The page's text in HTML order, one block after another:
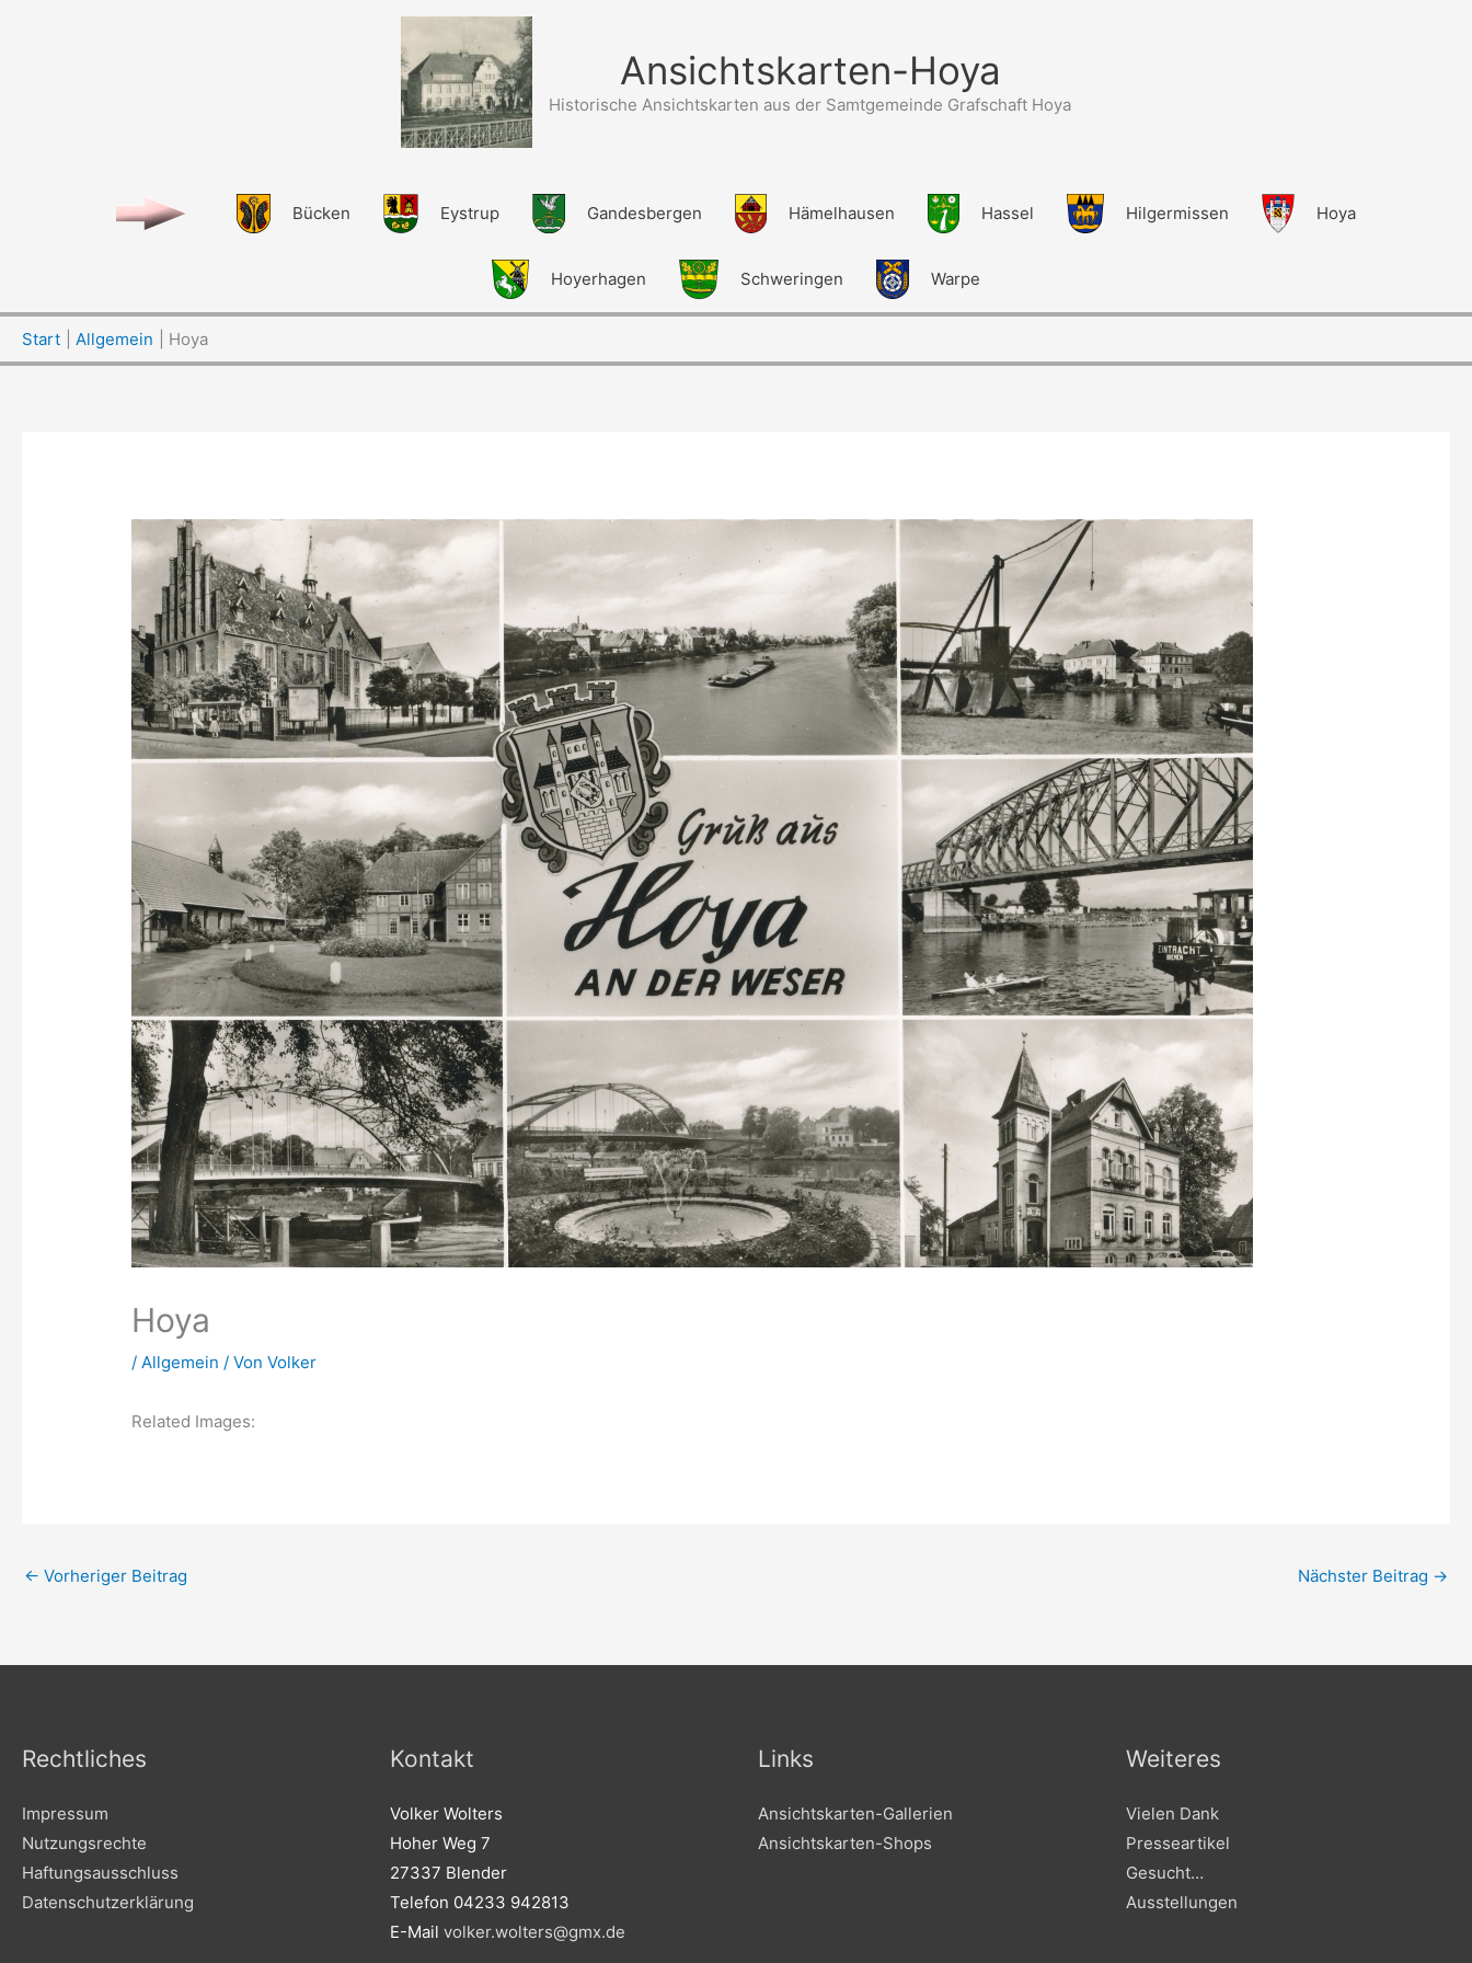
Ansichtskarten-Hoya
Historische Ansichtskarten aus der Samtgemeinde Grafschaft Hoya
Bücken Eystrup Gandesbergen Hämelhausen Hassel Hilgermissen Hoya
Hoyerhagen Schweringen Warpe
Start Allgemein Hoya
Hoya
/Allgemein / VonVolker
Related Images:
← Vorheriger Beitrag Nächster Beitrag →
Rechtliches
Impressum
Nutzungsrechte
Haftungsausschluss
Datenschutzerklärung
Kontakt
Volker Wolters
Hoher Weg 7
27337 Blender
Telefon 04233 942813
E-Mail volker.wolters@gmx.de
Links
Ansichtskarten-Gallerien
Ansichtskarten-Shops
Weiteres
Vielen Dank
Presseartikel
Gesucht…
Ausstellungen